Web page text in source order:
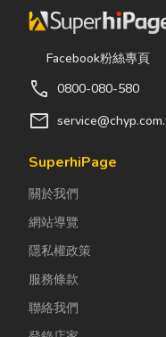
Facebook粉絲專頁
call 0800-080-580
mail
SuperhiPage
關於我們
網站導覽
隱私權政策
服務條款
聯絡我們